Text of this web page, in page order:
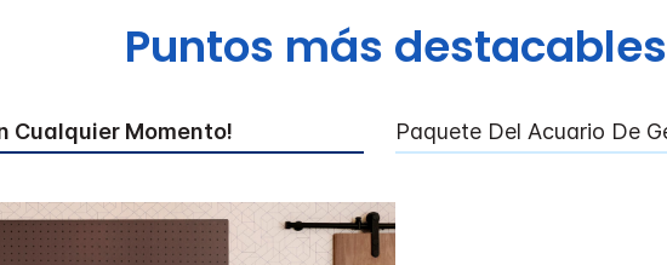
Puntos más destacables
Cualquier Momento! Paquete Del Acuario De